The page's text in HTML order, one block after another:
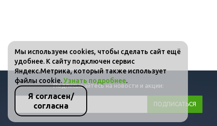
Подписывайтесь на новости и акции:
Мы используем cookies, чтобы сделать сайт ещё
удобнее. К сайту подключен сервис
Яндекс.Метрика, который также использует
файлы cookie.Узнать подробнее.
Я согласен/
согласна